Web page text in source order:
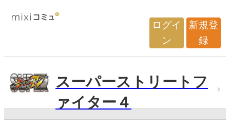
ログイ
ン
新規登
録
スーパーストリートフ
ァイター４